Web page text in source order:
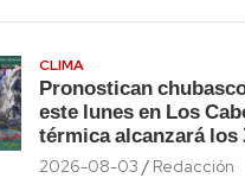
CLIMA
Pronostican
este lunes en Los
térmica alcanzará los
2026-08-03 Redacción